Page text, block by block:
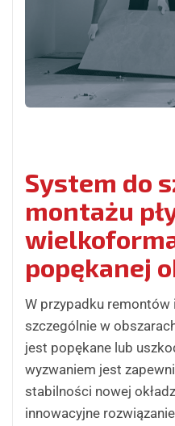
System do
montażu
popękanej
W przypadku remontów
szczególnie w
jest popękane lub
wyzwaniem jest
stabilności nowej
innowacyjne